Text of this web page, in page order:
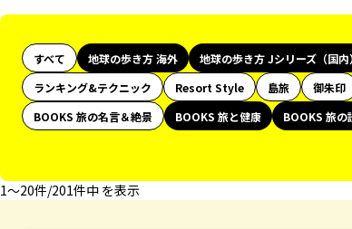
すべて 地球の歩き方 海外 地球の歩き方 Jシリーズ（国内）
ランキング&テクニック
Resort Style 島旅 御朱印
BOOKS 旅の名言＆絶景
BOOKS 旅と健康 BOOKS 旅の
1〜20件/201件中 を表示